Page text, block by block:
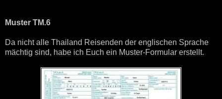
Muster TM.6
Da nicht alle Thailand Reisenden der englischen Sprache
mächtig sind, habe ich Euch ein Muster-Formular erstellt.